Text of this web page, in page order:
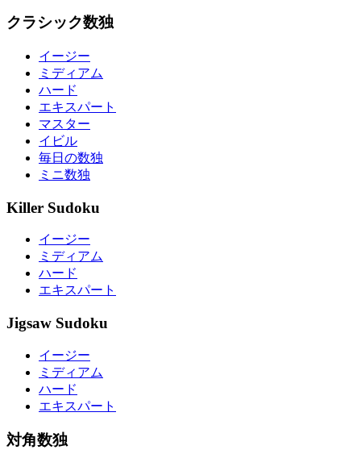
クラシック数独
イージー
ミディアム
ハード
エキスパート
マスター
イビル
毎日の数独
ミニ数独
Killer Sudoku
イージー
ミディアム
ハード
エキスパート
Jigsaw Sudoku
イージー
ミディアム
ハード
エキスパート
対角数独